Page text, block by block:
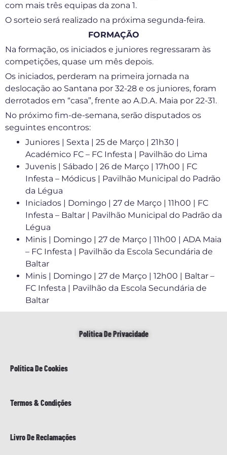
com mais três equipas da zona 1.
O sorteio será realizado na próxima segunda-feira.
FORMAÇÃO
Na formação, os iniciados e juniores regressaram às
competições, quase um mês depois.
Os iniciados, perderam na primeira jornada na
deslocação ao Santana por 32-28 e os juniores, foram
derrotados em “casa”, frente ao A.D.A. Maia por 22-31.
No próximo fim-de-semana, serão disputados os
seguintes encontros:
Juniores | Sexta | 25 de Março | 21h30 |
Académico FC – FC Infesta | Pavilhão do Lima
Juvenis | Sábado | 26 de Março | 17h00 | FC
Infesta – Módicus | Pavilhão Municipal do Padrão
da Légua
Iniciados | Domingo | 27 de Março | 11h00 | FC
Infesta – Baltar | Pavilhão Municipal do Padrão da
Légua
Minis | Domingo | 27 de Março | 11h00 | ADA Maia
– FC Infesta | Pavilhão da Escola Secundária de
Baltar
Minis | Domingo | 27 de Março | 12h00 | Baltar –
FC Infesta | Pavilhão da Escola Secundária de
Baltar
Politica De Privacidade
Politica De Cookies
Termos & Condições
Livro De Reclamações